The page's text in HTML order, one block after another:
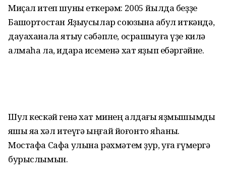
Миҫал итеп шуны еткерәм: 2005 йылда беҙҙе
Башҡортостан Яҙыусылар союзына ҡабул иткәндә,
дауаханала ятыу сәбәпле, осрашыуға үҙе килә
алмаһа ла, идара исеменә хат яҙып ебәргәйне.
Шул кескәй генә хат минең алдағы яҙмышымды
яҡшы яҡҡа хәл итеүгә ыңғай йоғонто яһаны.
Мостафа Сафа улына рәхмәтем ҙур, уға ғүмергә
бурыслымын.